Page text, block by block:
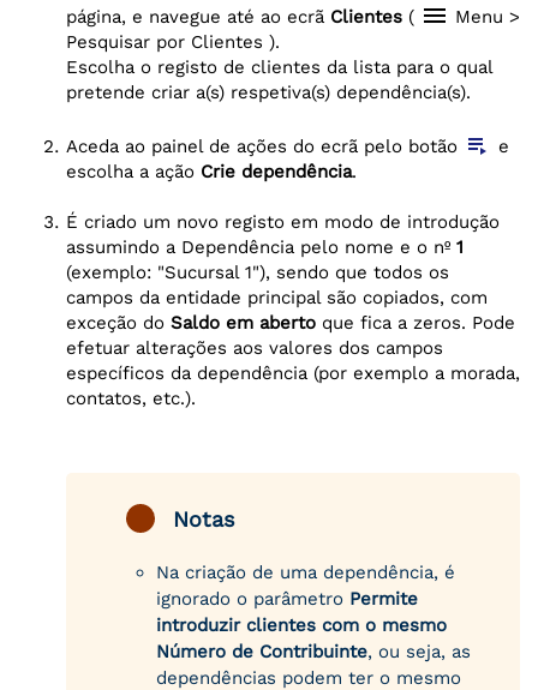
página, e navegue até ao ecrã Clientes ( menu Menu >
Pesquisar por Clientes ).
Escolha o registo de clientes da lista para o qual
pretende criar a(s) respetiva(s) dependência(s).
Aceda ao painel de ações do ecrã pelo botão playlist_play e
escolha a ação Crie dependência.
É criado um novo registo em modo de introdução
assumindo a Dependência pelo nome e o nº 1
(exemplo: "Sucursal 1"), sendo que todos os
campos da entidade principal são copiados, com
exceção do Saldo em aberto que fica a zeros. Pode
efetuar alterações aos valores dos campos
específicos da dependência (por exemplo a morada,
contatos, etc.).
Notas
Na criação de uma dependência, é
ignorado o parâmetro Permite
introduzir clientes com o mesmo
Número de Contribuinte, ou seja, as
dependências podem ter o mesmo